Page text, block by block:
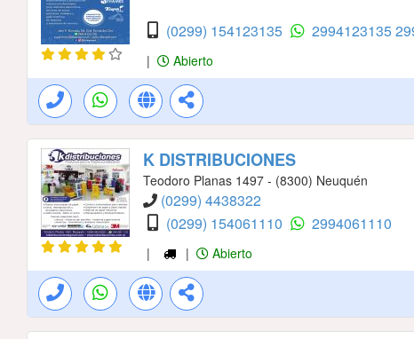
(0299) 154123135 2994123135
| Abierto
K DISTRIBUCIONES
Teodoro Planas 1497 - (8300) Neuquén
(0299) 4438322
(0299) 154061110
2994061110
| | Abierto